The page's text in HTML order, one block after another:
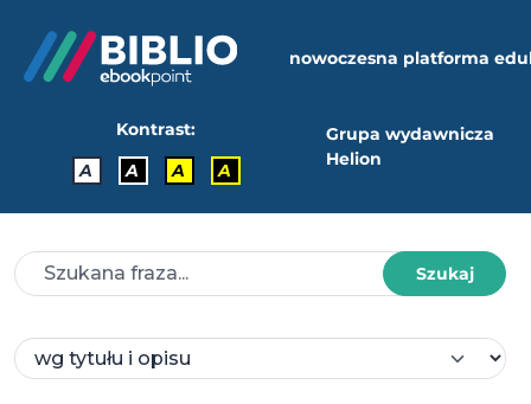
nowoczesna platforma
Kontrast:
A
A A A
Grupa wydawnicza
Helion
Szukaj